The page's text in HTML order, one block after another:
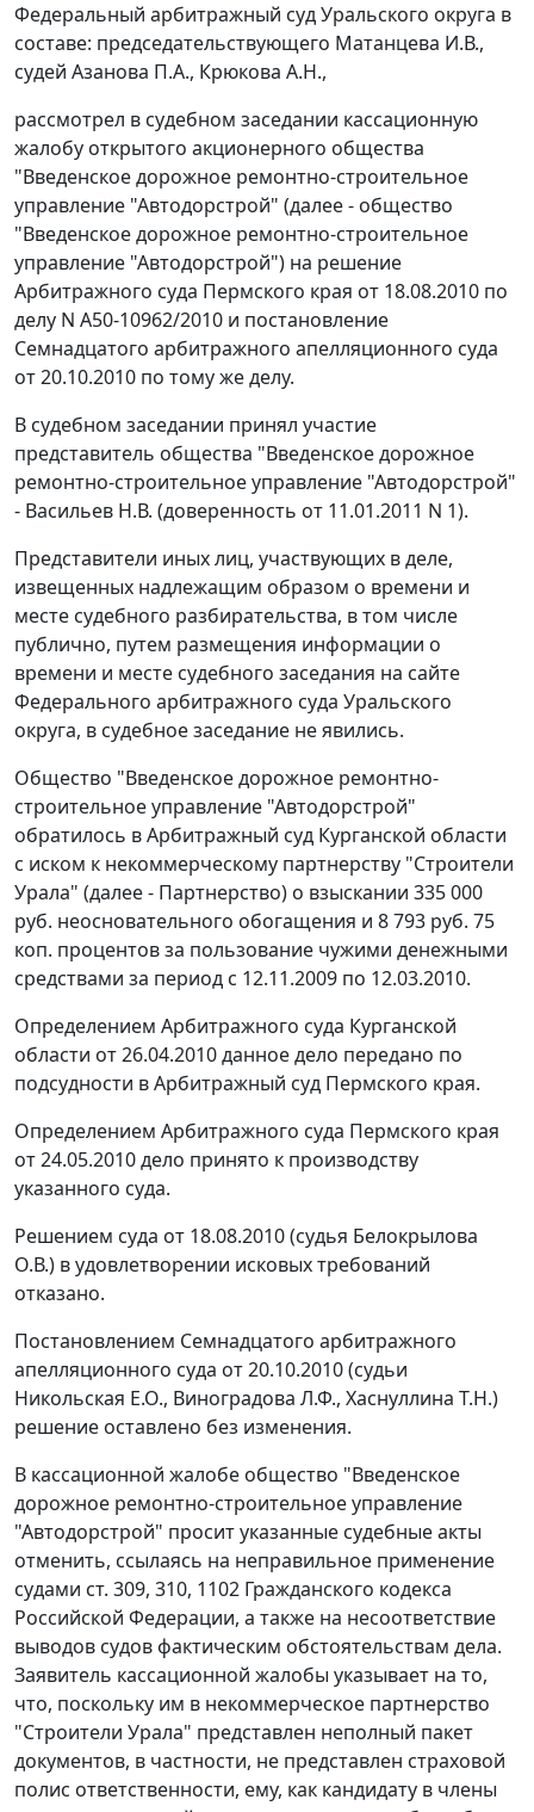
Федеральный арбитражный суд Уральского округа в
составе: председательствующего Матанцева И.В.,
судей Азанова П.А., Крюкова А.Н.,
рассмотрел в судебном заседании кассационную
жалобу открытого акционерного общества
"Введенское дорожное ремонтно-строительное
управление "Автодорстрой" (далее - общество
"Введенское дорожное ремонтно-строительное
управление "Автодорстрой") на решение
Арбитражного суда Пермского края от 18.08.2010 по
делу N А50-10962/2010 и постановление
Семнадцатого арбитражного апелляционного суда
от 20.10.2010 по тому же делу.
В судебном заседании принял участие
представитель общества "Введенское дорожное
ремонтно-строительное управление "Автодорстрой"
- Васильев Н.В. (доверенность от 11.01.2011 N 1).
Представители иных лиц, участвующих в деле,
извещенных надлежащим образом о времени и
месте судебного разбирательства, в том числе
публично, путем размещения информации о
времени и месте судебного заседания на сайте
Федерального арбитражного суда Уральского
округа, в судебное заседание не явились.
Общество "Введенское дорожное ремонтно-
строительное управление "Автодорстрой"
обратилось в Арбитражный суд Курганской области
с иском к некоммерческому партнерству "Строители
Урала" (далее - Партнерство) о взыскании 335 000
руб. неосновательного обогащения и 8 793 руб. 75
коп. процентов за пользование чужими денежными
средствами за период с 12.11.2009 по 12.03.2010.
Определением Арбитражного суда Курганской
области от 26.04.2010 данное дело передано по
подсудности в Арбитражный суд Пермского края.
Определением Арбитражного суда Пермского края
от 24.05.2010 дело принято к производству
указанного суда.
Решением суда от 18.08.2010 (судья Белокрылова
О.В.) в удовлетворении исковых требований
отказано.
Постановлением Семнадцатого арбитражного
апелляционного суда от 20.10.2010 (судьи
Никольская Е.О., Виноградова Л.Ф., Хаснуллина Т.Н.)
решение оставлено без изменения.
В кассационной жалобе общество "Введенское
дорожное ремонтно-строительное управление
"Автодорстрой" просит указанные судебные акты
отменить, ссылаясь на неправильное применение
судами ст. 309, 310, 1102 Гражданского кодекса
Российской Федерации, а также на несоответствие
выводов судов фактическим обстоятельствам дела.
Заявитель кассационной жалобы указывает на то,
что, поскольку им в некоммерческое партнерство
"Строители Урала" представлен неполный пакет
документов, в частности, не представлен страховой
полис ответственности, ему, как кандидату в члены